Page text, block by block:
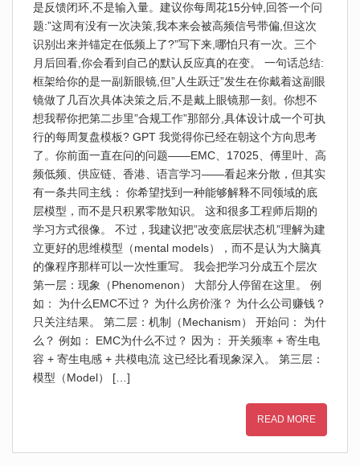
是反馈闭环,不是输入量。建议你每周花15分钟,回答一个问
题:”这周有没有一次决策,我本来会被高频信号带偏,但这次
识别出来并锚定在低频上了?”写下来,哪怕只有一次。三个
月后回看,你会看到自己的默认反应真的在变。 一句话总结:
框架给你的是一副新眼镜,但”人生跃迁”发生在你戴着这副眼
镜做了几百次具体决策之后,不是戴上眼镜那一刻。你想不
想我帮你把第二步里”合规工作”那部分,具体设计成一个可执
行的每周复盘模板? GPT 我觉得你已经在朝这个方向思考
了。你前面一直在问的问题——EMC、17025、傅里叶、高
频低频、供应链、香港、语言学习——看起来分散，但其实
有一条共同主线： 你希望找到一种能够解释不同领域的底
层模型，而不是只积累零散知识。 这和很多工程师后期的
学习方式很像。 不过，我建议把”改变底层状态机”理解为建
立更好的思维模型（mental models），而不是认为大脑真
的像程序那样可以一次性重写。 我会把学习分成五个层次
第一层：现象（Phenomenon） 大部分人停留在这里。 例
如： 为什么EMC不过？ 为什么房价涨？ 为什么公司赚钱？
只关注结果。 第二层：机制（Mechanism） 开始问： 为什
么？ 例如： EMC为什么不过？ 因为： 开关频率 + 寄生电
容 + 寄生电感 + 共模电流 这已经比看现象深入。 第三层：
模型（Model） […]
READ MORE